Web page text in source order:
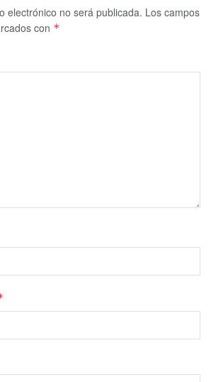
electrónico no será publicada. Los campos
con *